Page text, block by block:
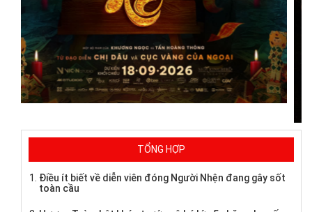
TỔNG HỢP
Điều ít biết về diễn viên đóng Người Nhện đang gây sốt
toàn cầu